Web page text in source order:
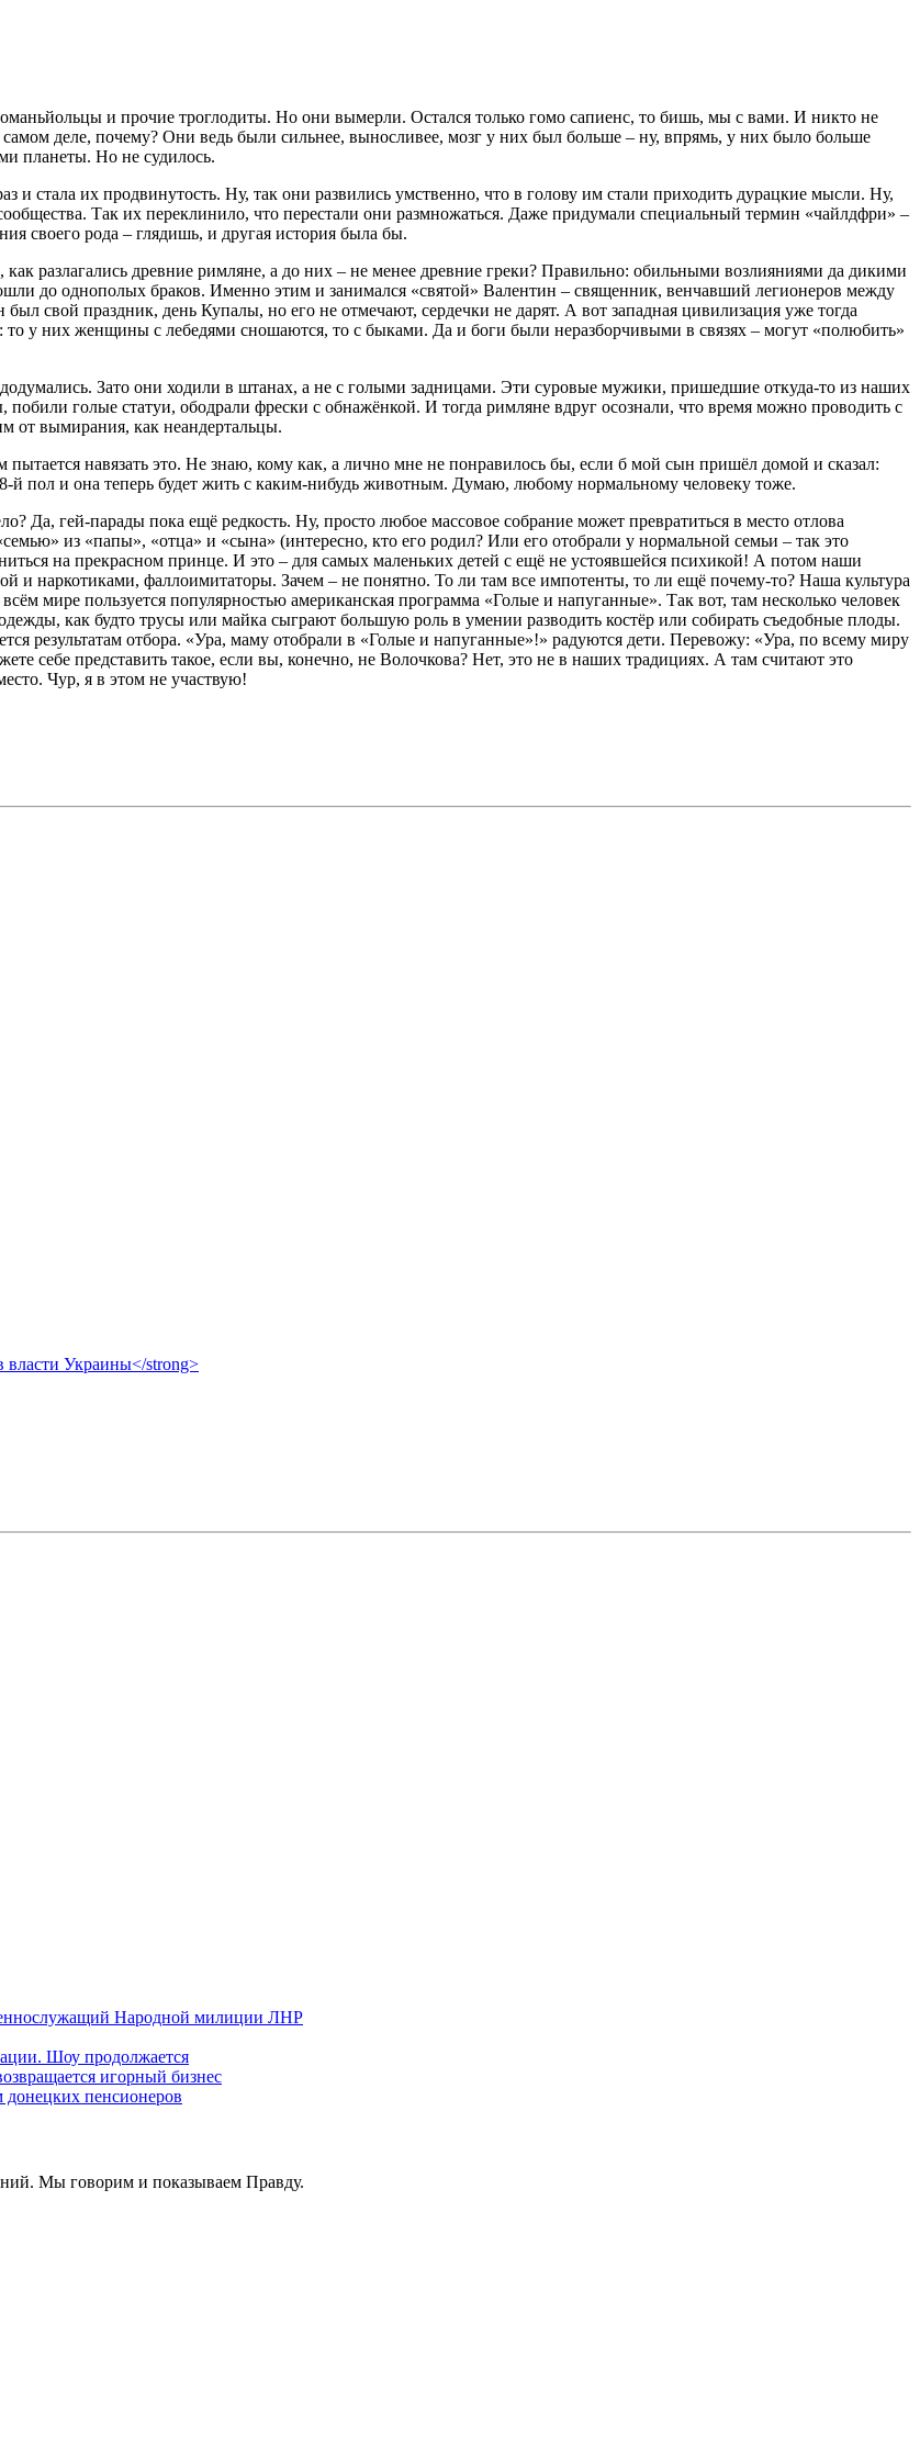
и прочие троглодиты. Но они вымерли. Остался только гомо сапиенс, то бишь, мы с вами. И никто не
деле, почему? Они ведь были сильнее, выносливее, мозг у них был больше – ну, впрямь, у них было больше
планеты. Но не судилось.
стала их продвинутость. Ну, так они развились умственно, что в голову им стали приходить дурацкие мысли. Ну,
Так их переклинило, что перестали они размножаться. Даже придумали специальный термин «чайлдфри» –
своего рода – глядишь, и другая история была бы.
разлагались древние римляне, а до них – не менее древние греки? Правильно: обильными возлияниями да дикими
до однополых браков. Именно этим и занимался «святой» Валентин – священник, венчавший легионеров между
свой праздник, день Купалы, но его не отмечают, сердечки не дарят. А вот западная цивилизация уже тогда
у них женщины с лебедями сношаются, то с быками. Да и боги были неразборчивыми в связях – могут «полюбить»
Зато они ходили в штанах, а не с голыми задницами. Эти суровые мужики, пришедшие откуда-то из наших
голые статуи, ободрали фрески с обнажёнкой. И тогда римляне вдруг осознали, что время можно проводить с
от вымирания, как неандертальцы.
навязать это. Не знаю, кому как, а лично мне не понравилось бы, если б мой сын пришёл домой и сказал:
й пол и она теперь будет жить с каким-нибудь животным. Думаю, любому нормальному человеку тоже.
Да, гей-парады пока ещё редкость. Ну, просто любое массовое собрание может превратиться в место отлова
из «папы», «отца» и «сына» (интересно, кто его родил? Или его отобрали у нормальной семьи – так это
на прекрасном принце. И это – для самых маленьких детей с ещё не устоявшейся психикой! А потом наши
и наркотиками, фаллоимитаторы. Зачем – не понятно. То ли там все импотенты, то ли ещё почему-то? Наша культура
мире пользуется популярностью американская программа «Голые и напуганные». Так вот, там несколько человек
как будто трусы или майка сыграют большую роль в умении разводить костёр или собирать съедобные плоды.
результатам отбора. «Ура, маму отобрали в «Голые и напуганные»!» радуются дети. Перевожу: «Ура, по всему миру
себе представить такое, если вы, конечно, не Волочкова? Нет, это не в наших традициях. А там считают это
Чур, я в этом не участвую!
власти Украины</strong>
Народной милиции ЛНР
Шоу продолжается
игорный бизнес
донецких пенсионеров
Мы говорим и показываем Правду.